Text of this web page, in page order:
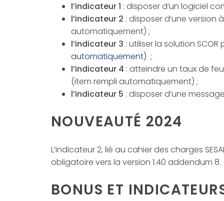
l’indicateur 1 : disposer d’un logiciel
l’indicateur 2 : disposer d’une version
automatiquement) ;
l’indicateur 3 : utiliser la solution
automatiquement) ;
l’indicateur 4 : atteindre un taux de
(item rempli automatiquement) ;
l’indicateur 5 : disposer d’une
NOUVEAUTÉ 2024
L’indicateur 2, lié au cahier des charges
obligatoire vers la version 1.40 addendum 8.
BONUS ET